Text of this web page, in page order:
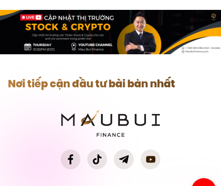
Nơi tiếp cận đầu tư bài bản nhất